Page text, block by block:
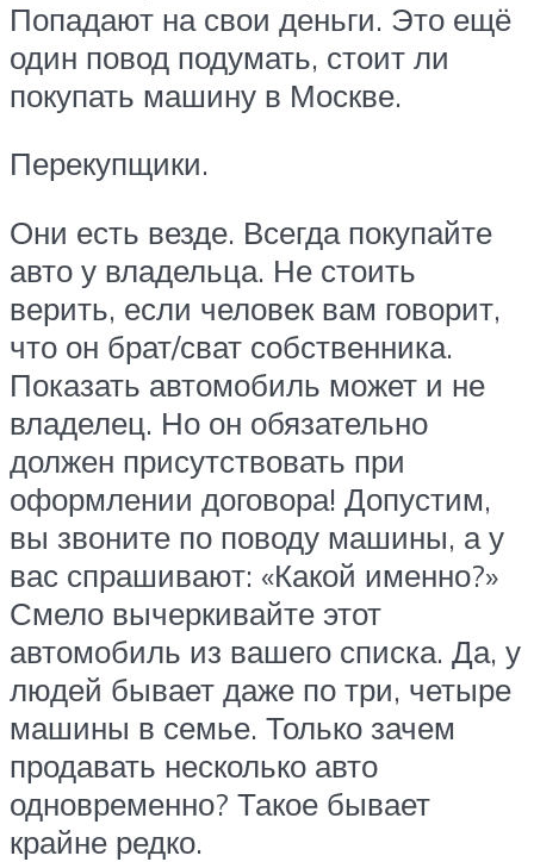
Попадают на свои деньги. Это ещё
один повод подумать, стоит ли
покупать машину в Москве.
Перекупщики.
Они есть везде. Всегда покупайте
авто у владельца. Не стоить
верить, если человек вам говорит,
что он брат/сват собственника.
Показать автомобиль может и не
владелец. Но он обязательно
должен присутствовать при
оформлении договора! Допустим,
вы звоните по поводу машины, а у
вас спрашивают: «Какой именно?»
Смело вычеркивайте этот
автомобиль из вашего списка. Да, у
людей бывает даже по три, четыре
машины в семье. Только зачем
продавать несколько авто
одновременно? Такое бывает
крайне редко.